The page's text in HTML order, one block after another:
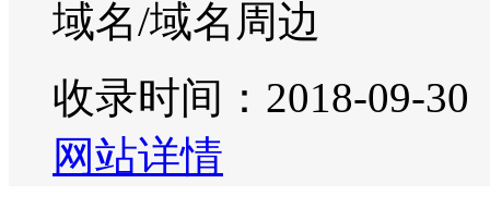
域名/域名周边
收录时间：2018-09-30
网站详情